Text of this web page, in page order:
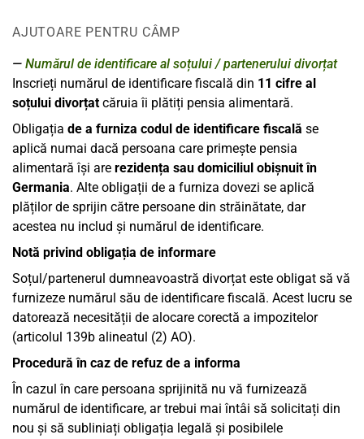
AJUTOARE PENTRU CÂMP
Numărul de identificare al soțului / partenerului divorțat
Inscrieți numărul de identificare fiscală din 11 cifre al
soțului divorțatcăruia îi plătiți pensia alimentară.
Obligația de a furniza codul de identificare fiscală se
aplică numai dacă persoana care primește pensia
alimentară își are rezidența sau domiciliul obișnuit în
Germania. Alte obligații de a furniza dovezi se aplică
plăților de sprijin către persoane din străinătate, dar
acestea nu includ și numărul de identificare.
Notă privind obligația de informare
Soțul/partenerul dumneavoastră divorțat este obligat să vă
furnizeze numărul său de identificare fiscală. Acest lucru se
datorează necesității de alocare corectă a impozitelor
(articolul 139b alineatul (2) AO).
Procedură în caz de refuz de a informa
În cazul în care persoana sprijinită nu vă furnizează
numărul de identificare, ar trebui mai întâi să solicitați din
nou și să subliniați obligația legală și posibilele